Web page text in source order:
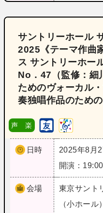
サントリーホール
2025《テーマ作曲
ス サントリーホー
No．47（監修：細
ためのヴォーカル
奏独唱作品のための
声 楽
日時
2025年8月
開演：19:00
会場 東京サント
（小ホール）